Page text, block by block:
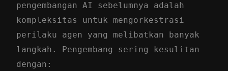
pengembangan AI sebelumnya adalah
kompleksitas untuk mengorkestrasi
perilaku agen yang melibatkan banyak
langkah. Pengembang sering kesulitan
dengan: